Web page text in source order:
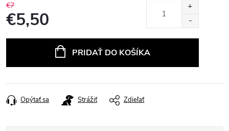
€7
€5,50
PRIDAŤ DO KOŠÍKA
Opýtať sa Strážiť Zdieľať